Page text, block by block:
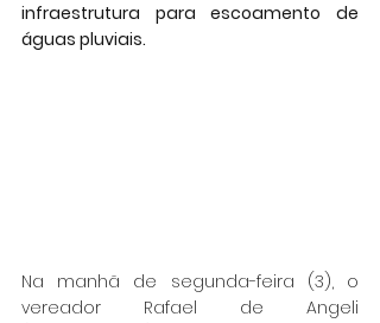
infraestrutura para escoamento de
águas pluviais.
Na manhã de segunda-feira (3), o
vereador Rafael de Angeli